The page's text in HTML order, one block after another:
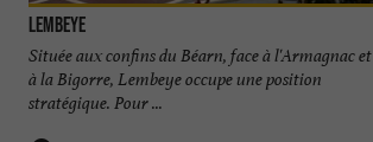
Lembeye
Située aux confins du Béarn, face à l'Armagnac et
à la Bigorre, Lembeye occupe une position
stratégique. Pour ...